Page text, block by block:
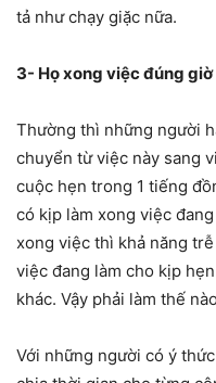
tả như chạy giặc nữa.
3- Họ xong việc đúng giờ
Thường thì những người
chuyển từ việc này sang
cuộc hẹn trong 1 tiếng
có kịp làm xong việc
xong việc thì khả năng
việc đang làm cho kịp
khác. Vậy phải làm thế
Với những người có ý